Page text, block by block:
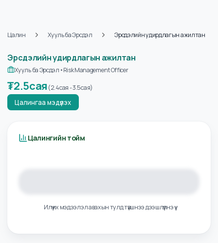
Эрсдэлийн удирдлагын ажилтан
Хууль ба Эрсдэл•Risk Management Officer
₮ 2.5сая(2.4сая 3.5сая
Илүү их мэдээлэл авахын тулд түвшнээ дээшлүүлнэ үү